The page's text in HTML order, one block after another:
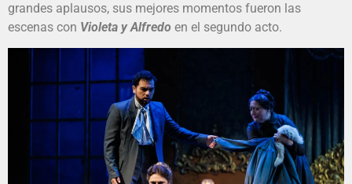
grandes aplausos, sus mejores momentos fueron las
escenas con Violeta y Alfredo en el segundo acto.